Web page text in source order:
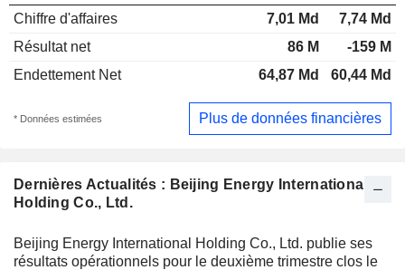
Dernières Actualités : Beijing Energy International
Holding Co., Ltd.
Beijing Energy International Holding Co., Ltd. publie ses
résultats opérationnels pour le deuxième trimestre clos le
Chiffre d'affaires
7,01 Md
7,74 Md
Résultat net
86 M
-159 M
Endettement Net
64,87 Md 60,44 Md
* Données estimées Plus de données financières